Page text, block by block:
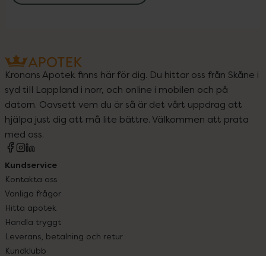
Kronans Apotek finns här för dig. Du hittar oss från Skåne i
syd till Lappland i norr, och online i mobilen och på
datorn. Oavsett vem du är så är det vårt uppdrag att
hjälpa just dig att må lite bättre. Välkommen att prata
med oss.
Kundservice
Kontakta oss
Vanliga frågor
Hitta apotek
Handla tryggt
Leverans, betalning och retur
Kundklubb